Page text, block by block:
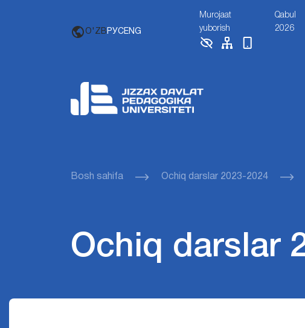
O'ZB РУСENG
Murojaat
yuborish
Qabul
2026
Bosh sahifa Ochiq darslar 2023-2024
Ochiq darslar